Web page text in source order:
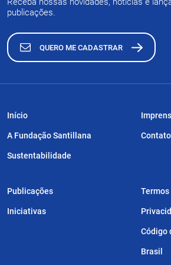
publicações.
QUERO ME CADASTRAR
Início
A Fundação Santillana
Sustentabilidade
Publicações
Iniciativas
Contato
Termos
Código
Brasil